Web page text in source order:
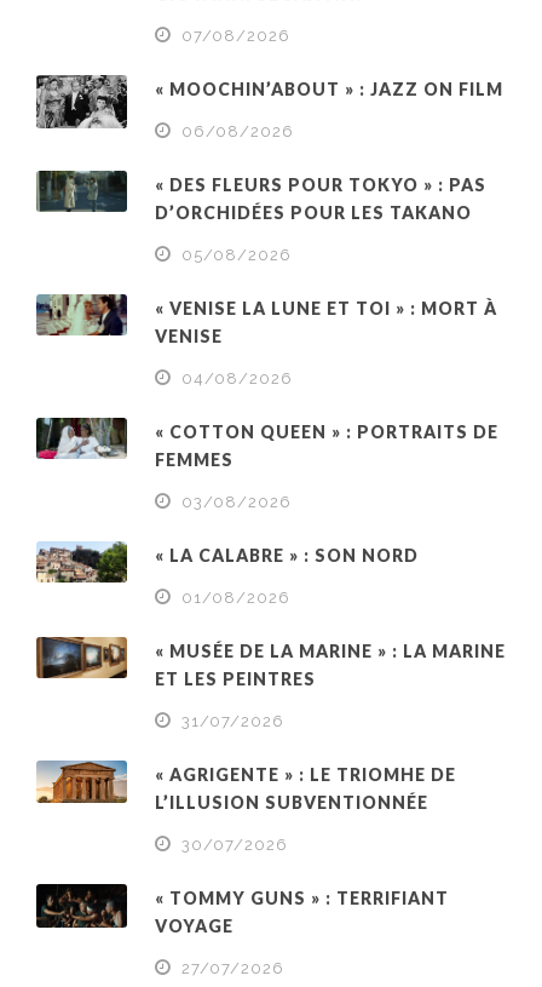
07/08/2026
« MOOCHIN’ABOUT » : JAZZ ON FILM
06/08/2026
« DES FLEURS POUR TOKYO » : PAS
D’ORCHIDÉES POUR LES TAKANO
05/08/2026
« VENISE LA LUNE ET TOI » : MORT À
VENISE
04/08/2026
« COTTON QUEEN » : PORTRAITS DE
FEMMES
03/08/2026
« LA CALABRE » : SON NORD
01/08/2026
« MUSÉE DE LA MARINE » : LA MARINE
ET LES PEINTRES
31/07/2026
« AGRIGENTE » : LE TRIOMHE DE
L’ILLUSION SUBVENTIONNÉE
30/07/2026
« TOMMY GUNS » : TERRIFIANT
VOYAGE
27/07/2026